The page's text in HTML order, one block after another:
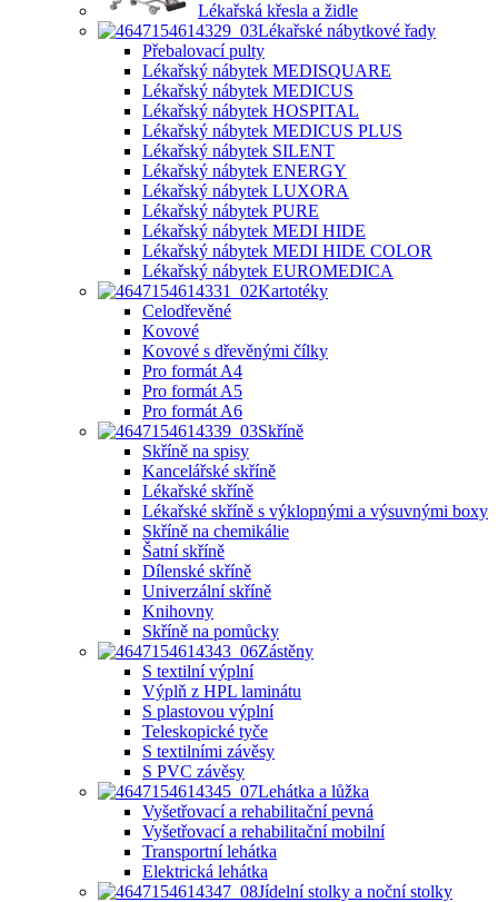
Lékařská křesla a židle
Lékařské nábytkové řady
Přebalovací pulty
Lékařský nábytek MEDISQUARE
Lékařský nábytek MEDICUS
Lékařský nábytek HOSPITAL
Lékařský nábytek MEDICUS PLUS
Lékařský nábytek SILENT
Lékařský nábytek ENERGY
Lékařský nábytek LUXORA
Lékařský nábytek PURE
Lékařský nábytek MEDI HIDE
Lékařský nábytek MEDI HIDE COLOR
Lékařský nábytek EUROMEDICA
Kartotéky
Celodřevěné
Kovové
Kovové s dřevěnými čílky
Pro formát A4
Pro formát A5
Pro formát A6
Skříně
Skříně na spisy
Kancelářské skříně
Lékařské skříně
Lékařské skříně s výklopnými a výsuvnými boxy
Skříně na chemikálie
Šatní skříně
Dílenské skříně
Univerzální skříně
Knihovny
Skříně na pomůcky
Zástěny
S textilní výplní
Výplň z HPL laminátu
S plastovou výplní
Teleskopické tyče
S textilními závěsy
S PVC závěsy
Lehátka a lůžka
Vyšetřovací a rehabilitační pevná
Vyšetřovací a rehabilitační mobilní
Transportní lehátka
Elektrická lehátka
Jídelní stolky a noční stolky